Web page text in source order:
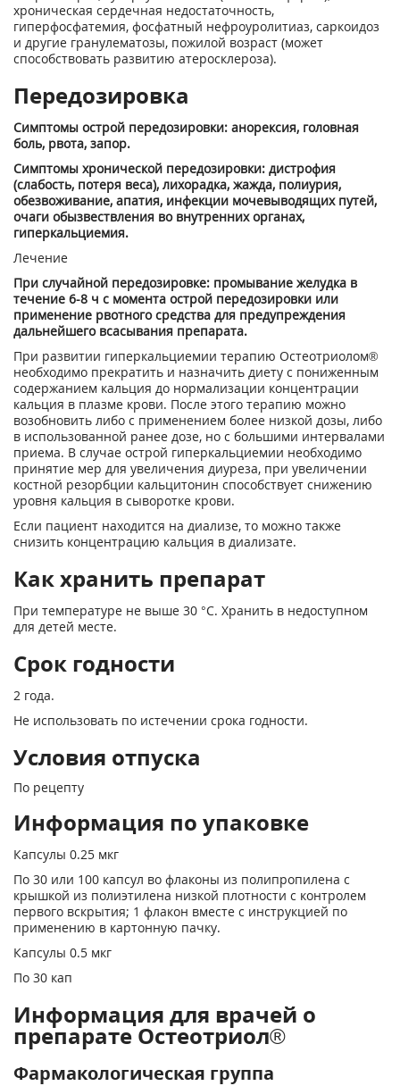
хроническая сердечная недостаточность,
гиперфосфатемия, фосфатный нефроуролитиаз, саркоидоз
и другие гранулематозы, пожилой возраст (может
способствовать развитию атеросклероза).
Передозировка
Симптомы острой передозировки: анорексия, головная
боль, рвота, запор.
Симптомы хронической передозировки: дистрофия
(слабость, потеря веса), лихорадка, жажда, полиурия,
обезвоживание, апатия, инфекции мочевыводящих путей,
очаги обызвествления во внутренних органах,
гиперкальциемия.
Лечение
При случайной передозировке: промывание желудка в
течение 6-8 ч с момента острой передозировки или
применение рвотного средства для предупреждения
дальнейшего всасывания препарата.
При развитии гиперкальциемии терапию Остеотриолом®
необходимо прекратить и назначить диету с пониженным
содержанием кальция до нормализации концентрации
кальция в плазме крови. После этого терапию можно
возобновить либо с применением более низкой дозы, либо
в использованной ранее дозе, но с большими интервалами
приема. В случае острой гиперкальциемии необходимо
принятие мер для увеличения диуреза, при увеличении
костной резорбции кальцитонин способствует снижению
уровня кальция в сыворотке крови.
Если пациент находится на диализе, то можно также
снизить концентрацию кальция в диализате.
Как хранить препарат
При температуре не выше 30 °С. Хранить в недоступном
для детей месте.
Срок годности
2 года.
Не использовать по истечении срока годности.
Условия отпуска
По рецепту
Информация по упаковке
Капсулы 0.25 мкг
По 30 или 100 капсул во флаконы из полипропилена с
крышкой из полиэтилена низкой плотности с контролем
первого вскрытия; 1 флакон вместе с инструкцией по
применению в картонную пачку.
Капсулы 0.5 мкг
По 30 кап
Информация для врачей о
препарате Остеотриол®
Фармакологическая группа